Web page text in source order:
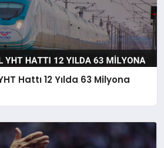
Hattı 12 Yılda 63 Milyona